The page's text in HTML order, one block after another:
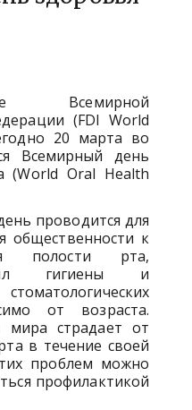
Всемирной
(FDI World
20 марта во
Всемирный день
(World Oral Health
проводится для
общественности к
полости рта,
гигиены и
от возраста.
мира страдает от
в течение своей
проблем можно
профилактикой